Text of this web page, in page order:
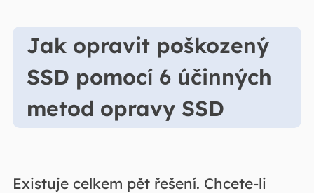
Jak opravit poškozený
SSD pomocí 6 účinných
metod opravy SSD
Existuje celkem pět řešení. Chcete-li